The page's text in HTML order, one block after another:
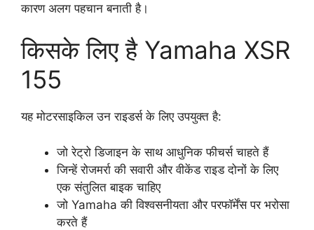
कारण अलग पहचान बनाती है।
किसके लिए है Yamaha XSR
155
यह मोटरसाइकिल उन राइडर्स के लिए उपयुक्त है:
जो रेट्रो डिजाइन के साथ आधुनिक फीचर्स चाहते हैं
जिन्हें रोजमर्रा की सवारी और वीकेंड राइड दोनों के लिए
एक संतुलित बाइक चाहिए
जो Yamaha की विश्वसनीयता और परफॉर्मेंस पर भरोसा
करते हैं